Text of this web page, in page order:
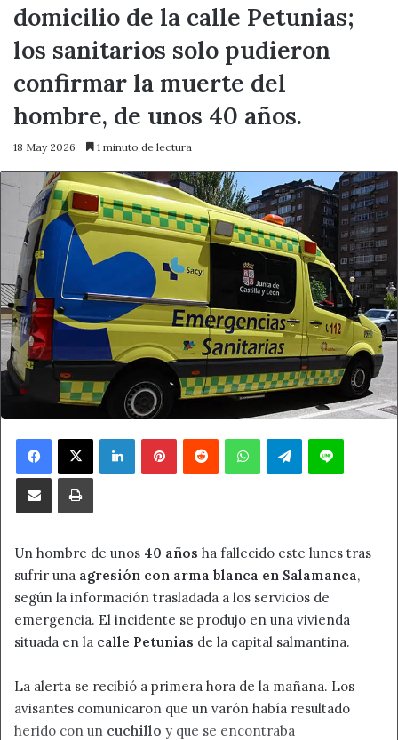
domicilio de la calle Petunias;
los sanitarios solo pudieron
confirmar la muerte del
hombre, de unos 40 años.
18 May 2026 1 minuto de lectura
Facebook
X LinkedInPinterestReddit WhatsAppTelegramLine
Compartir por correo electrónicoImprimir
Un hombre de unos 40 años ha fallecido este lunes tras
sufrir una agresión con arma blanca en Salamanca,
según la información trasladada a los servicios de
emergencia. El incidente se produjo en una vivienda
situada en la calle Petunias de la capital salmantina.
La alerta se recibió a primera hora de la mañana. Los
avisantes comunicaron que un varón había resultado
herido con un cuchillo y que se encontraba